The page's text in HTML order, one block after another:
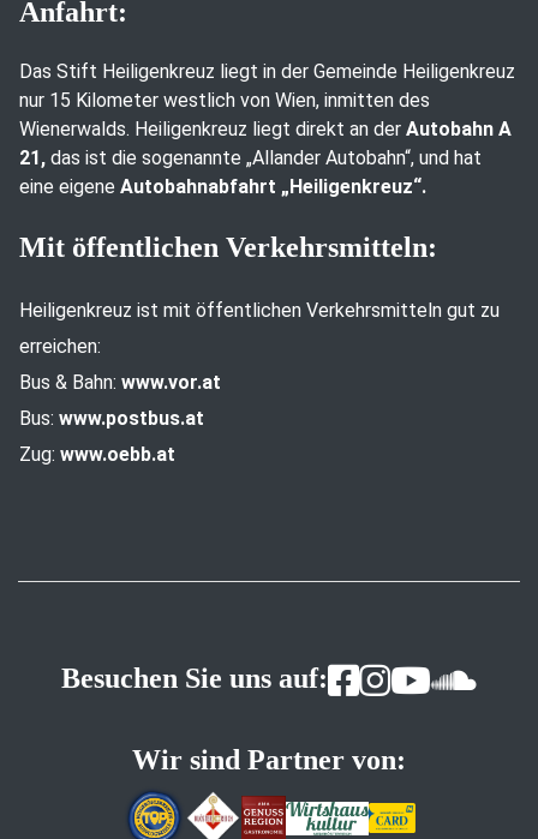
Anfahrt:
Das Stift Heiligenkreuz liegt in der Gemeinde Heiligenkreuz
nur 15 Kilometer westlich von Wien, inmitten des
Wienerwalds. Heiligenkreuz liegt direkt an der Autobahn A
21, das ist die sogenannte „Allander Autobahn“, und hat
eine eigene Autobahnabfahrt „Heiligenkreuz“.
Mit öffentlichen Verkehrsmitteln:
Heiligenkreuz ist mit öffentlichen Verkehrsmitteln gut zu
erreichen:
Bus & Bahn: www.vor.at
Bus: www.postbus.at
Zug: www.oebb.at
Besuchen Sie uns auf:
Wir sind Partner von: